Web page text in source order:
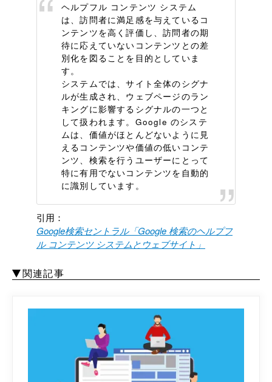
ヘルプフル コンテンツ システム
は、訪問者に満足感を与えているコ
ンテンツを高く評価し、訪問者の期
待に応えていないコンテンツとの差
別化を図ることを目的としていま
す。
システムでは、サイト全体のシグナ
ルが生成され、ウェブページのラン
キングに影響するシグナルの一つと
して扱われます。Google のシステ
ムは、価値がほとんどないように見
えるコンテンツや価値の低いコンテ
ンツ、検索を行うユーザーにとって
特に有用でないコンテンツを自動的
に識別しています。
引用：
Google検索セントラル「Google 検索のヘルプフ
ル コンテンツ システムとウェブサイト」
関連記事